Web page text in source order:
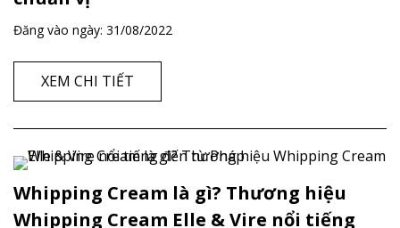
Đăng vào ngày: 31/08/2022
XEM CHI TIẾT
Whipping Cream là gì? Thương hiệu
Whipping Cream Elle & Vire nổi tiếng